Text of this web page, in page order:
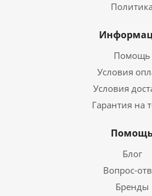
Политика
Помощь
Условия
Условия
Гарантия на
Блог
Вопрос-
Бренды